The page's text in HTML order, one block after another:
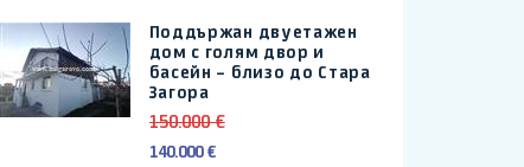
Поддържан двуетажен
дом с голям двор и
басейн – близо до Стара
Загора
150.000 €
140.000 €